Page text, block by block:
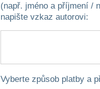
(např. jméno a příjmení /
napište vzkaz autorovi:
Vyberte způsob platby a